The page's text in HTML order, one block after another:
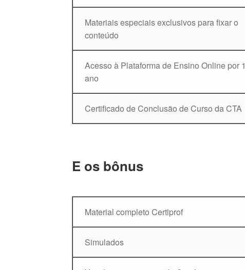
Materiais especiais exclusivos para fixar o
conteúdo
Acesso à Plataforma de Ensino Online por 1
ano
Certificado de Conclusão de Curso da CTA
E os bônus
Material completo Certiprof
Simulados